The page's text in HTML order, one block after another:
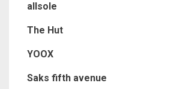
allsole
The Hut
YOOX
Saks fifth avenue